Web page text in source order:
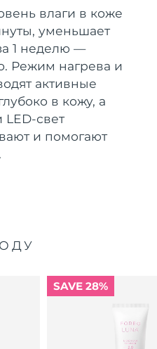
влаги в коже
уменьшает
1 неделю —
Режим нагрева и
активные
в кожу, а
свет
и помогают
SAVE 28%